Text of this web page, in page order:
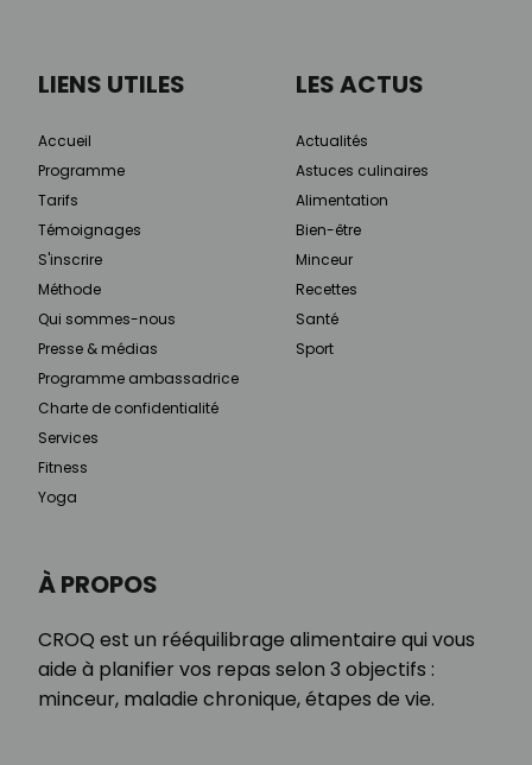
À PROPOS
CROQ est un rééquilibrage alimentaire qui vous
aide à planifier vos repas selon 3 objectifs :
minceur, maladie chronique, étapes de vie.
LIENS UTILES
Accueil
Programme
Tarifs
Témoignages
S'inscrire
Méthode
Qui sommes-nous
Presse & médias
Programme ambassadrice
Charte de confidentialité
Services
Fitness
Yoga
LES ACTUS
Actualités
Astuces culinaires
Alimentation
Bien-être
Minceur
Recettes
Santé
Sport